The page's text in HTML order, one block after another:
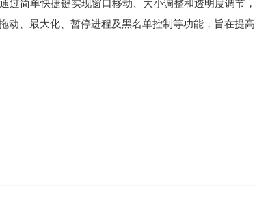
简单快捷键实现窗口移动、大小调整和透明度调节，
动、最大化、暂停进程及黑名单控制等功能，旨在提高